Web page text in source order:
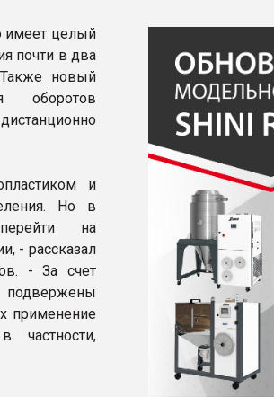
имеет целый
почти в два
Также новый
оборотов
и
Но в
на
- рассказал
- За счет
подвержены
применение
частности,